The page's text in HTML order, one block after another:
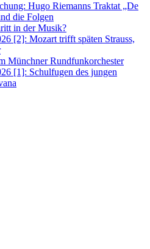
Hugo Riemanns Traktat „De
die Folgen
in der Musik?
[2]: Mozart trifft späten Strauss,
Münchner Rundfunkorchester
[1]: Schulfugen des jungen